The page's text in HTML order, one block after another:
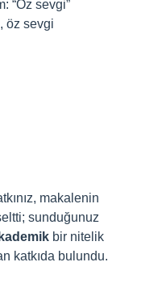
“Öz sevgi”
öz sevgi
makalenin
sunduğunuz
bir nitelik
katkıda bulundu.